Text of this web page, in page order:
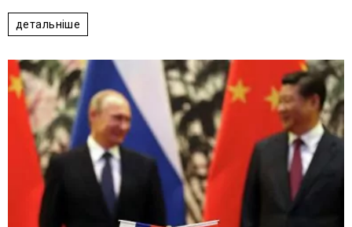
детальніше